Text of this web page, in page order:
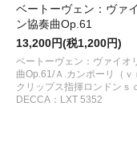
ベートーヴェン：ヴァ
ン協奏曲Op.61
13,200円(税1,200円)
ベートーヴェン：ヴァイオ
曲Op.61/Ａ.カンポーリ（ｖ
クリップス指揮ロンドンｓ
DECCA：LXT 5352